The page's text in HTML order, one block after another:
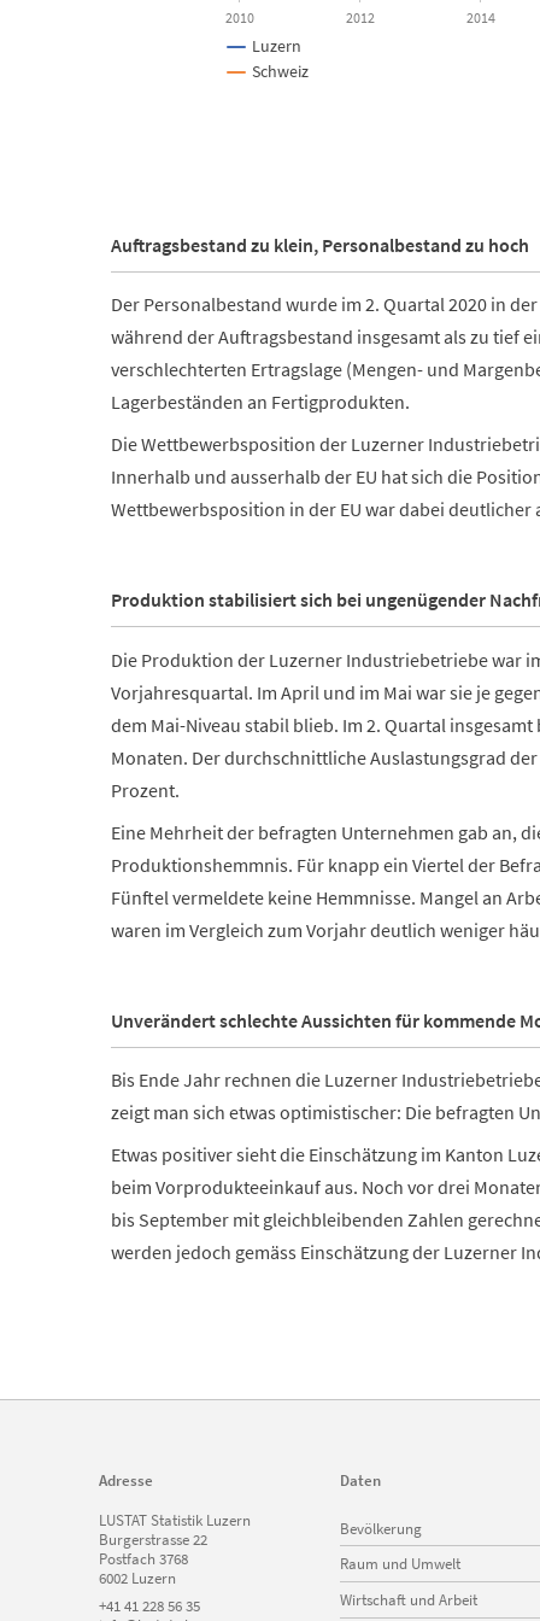
Luzern
Schweiz
2010 2012 2014
Auftragsbestand zu klein, Personalbestand zu hoch
Der Personalbestand wurde im 2. Quartal 2020 in
während der Auftragsbestand insgesamt als zu tief
verschlechterten Ertragslage (Mengen- und
Lagerbeständen an Fertigprodukten.
Die Wettbewerbsposition der Luzerner
Innerhalb und ausserhalb der EU hat sich die
Wettbewerbsposition in der EU war dabei deutlicher
Produktion stabilisiert sich bei ungenügender
Die Produktion der Luzerner Industriebetriebe war
Vorjahresquartal. Im April und im Mai war sie je
dem Mai-Niveau stabil blieb. Im 2. Quartal
Monaten. Der durchschnittliche Auslastungsgrad
Prozent.
Eine Mehrheit der befragten Unternehmen gab an,
Produktionshemmnis. Für knapp ein Viertel der
Fünftel vermeldete keine Hemmnisse. Mangel an
waren im Vergleich zum Vorjahr deutlich weniger
Unverändert schlechte Aussichten für kommende
Bis Ende Jahr rechnen die Luzerner
zeigt man sich etwas optimistischer: Die befragten
Etwas positiver sieht die Einschätzung im Kanton
beim Vorprodukteeinkauf aus. Noch vor drei
bis September mit gleichbleibenden Zahlen
werden jedoch gemäss Einschätzung der Luzerner
Adresse
LUSTAT Statistik Luzern
Burgerstrasse 22
Postfach 3768
6002 Luzern
+41 41 228 56 35
Daten
überspringen
Bevölkerung
Raum und Umwelt
Wirtschaft und Arbeit